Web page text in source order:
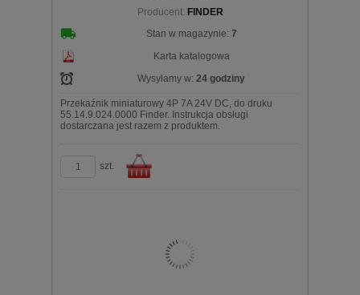
Producent: FINDER
Stan w magazynie: 7
Karta katalogowa
Wysyłamy w: 24 godziny
Przekaźnik miniaturowy 4P 7A 24V DC, do druku
55.14.9.024.0000 Finder. Instrukcja obsługi
dostarczana jest razem z produktem.
szt.